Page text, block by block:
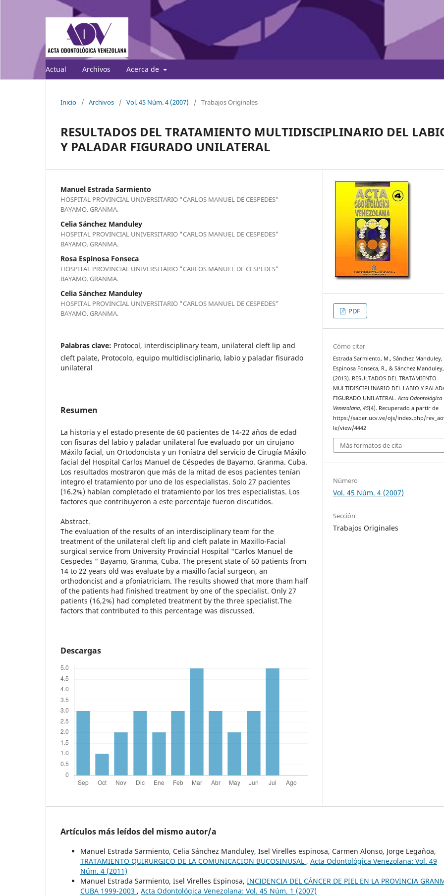
Actual Archivos Acerca de
Inicio / Archivos / Vol. 45 Núm. 4 (2007) / Trabajos Originales
RESULTADOS DEL TRATAMIENTO MULTIDISCIPLINARIO DEL
Y PALADAR FIGURADO UNILATERAL
Manuel Estrada Sarmiento
HOSPITAL PROVINCIAL UNIVERSITARIO "CARLOS MANUEL DE CESPEDES"
BAYAMO. GRANMA.
Celia Sánchez Manduley
HOSPITAL PROVINCIAL UNIVERSITARIO "CARLOS MANUEL DE CESPEDES"
BAYAMO. GRANMA.
Rosa Espinosa Fonseca
HOSPITAL PROVINCIAL UNIVERSITARIO "CARLOS MANUEL DE CESPEDES"
BAYAMO. GRANMA.
Celia Sánchez Manduley
HOSPITAL PROVINCIAL UNIVERSITARIO "CARLOS MANUEL DE CESPEDES"
BAYAMO. GRANMA.
Palabras clave: Protocol, interdisciplinary team, unilateral cleft lip and
cleft palate, Protocolo, equipo multidisciplinario, labio y paladar fisurado
unilateral
Resumen
La historia y el estado presente de 60 pacientes de 14-22 años de edad
con fisuras del labio y paladar unilateral fue evaluado por un cirujano
Máxilo facial, un Ortodoncista y un Foníatra del servicio de Cirugía Máxilo
facial del Hospital Carlos Manuel de Céspedes de Bayamo. Granma. Cuba.
Los resultados mostraron que más de la mitad de esos pacientes tenían
integro el tratamiento por uno de los especialistas. Solo 27 pacientes
(16.2%) habían completado el tratamiento por los tres especialistas. Los
factores que contribuyeron a este porcentaje fueron discutidos.
Abstract.
The evaluation of the results of an interdisciplinary team for the
treatment of the unilateral cleft lip and cleft palate in Maxillo-Facial
surgical service from University Provincial Hospital "Carlos Manuel de
Cespedes " Bayamo, Granma, Cuba. The present state of 60 patients from
14 to 22 years old was evaluate by a maxillo facial surgeon, an
orthodoncist and a pfoniatriciam. The results showed that more tham half
of the patients had finished treatment by one of the specialist. Only 27
patients (16,2%) had completed treatment by the three specialist.The
factors that contributed to this percentage was discussed.
Descargas
PDF
Cómo citar
Estrada Sarmiento, M., Sánchez Manduley,
Espinosa Fonseca, R., & Sánchez
(2013). RESULTADOS DEL TRATAMIENTO
MULTIDISCIPLINARIO DEL LABIO Y
FIGURADO UNILATERAL.Acta Odontológica
Venezolana,45(4). Recuperado a partir de
https://saber.ucv.ve/ojs/index.php/
le/view/4442
Más formatos de cita
Número
Vol. 45 Núm. 4 (2007)
Sección
Trabajos Originales
Artículos más leídos del mismo autor/a
Manuel Estrada Sarmiento, Celia Sánchez Manduley, Isel Virelles espinosa, Carmen Alonso, Jorge Legañoa,
TRATAMIENTO QUIRURGICO DE LA COMUNICACION BUCOSINUSAL , Acta Odontológica Venezolana: Vol. 49
Núm. 4 (2011)
Manuel Estrada Sarmiento, Isel Virelles Espinosa, INCIDENCIA DEL CÁNCER DE PIEL EN LA PROVINCIA
CUBA 1999-2003 , Acta Odontológica Venezolana: Vol. 45 Núm. 1 (2007)